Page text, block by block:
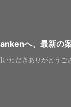
へ、最新の
ただきありがとうご